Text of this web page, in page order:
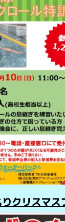
クリスマ